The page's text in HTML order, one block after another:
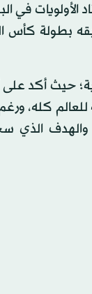
الأولويات في
بطولة كأس
حيث أكد
كله،
والهدف